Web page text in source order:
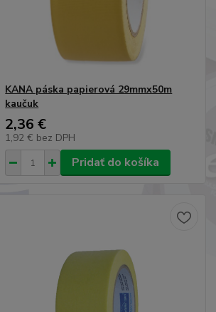
KANA páska papierová 29mmx50m
kaučuk
2,36 €
1,92 € bez DPH
Pridať do košíka